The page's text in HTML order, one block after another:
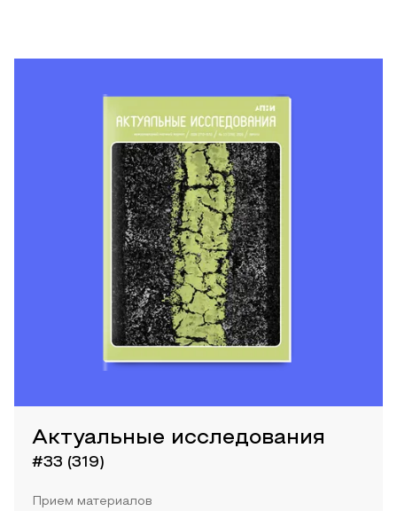
Актуальные исследования
#33 (319)
Прием материалов